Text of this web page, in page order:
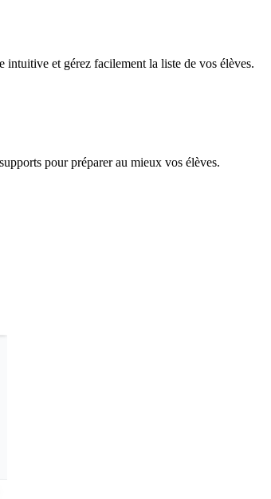
intuitive et gérez facilement la liste de vos élèves.
pour préparer au mieux vos élèves.